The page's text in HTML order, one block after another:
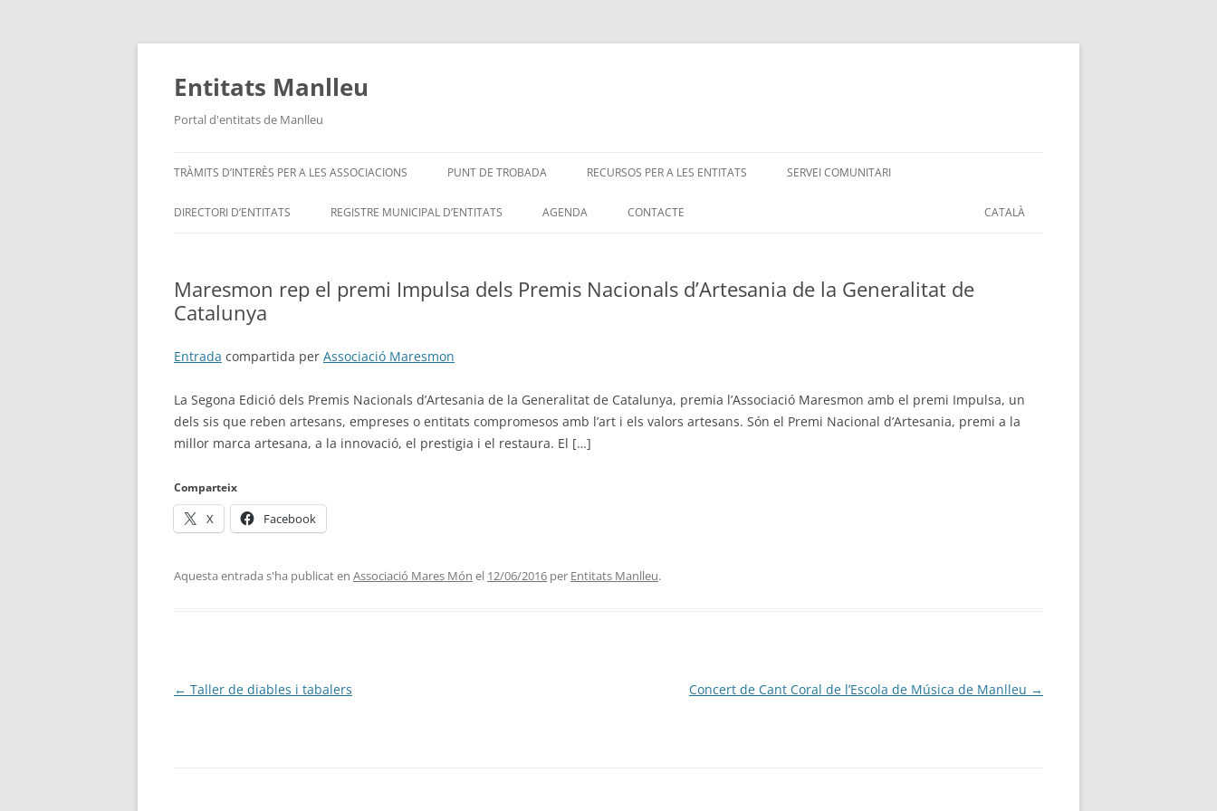
Vés
contingut
Entitats Manlleu
Portal d'entitats de Manlleu
TRÀMITS D’INTERÈS PER A LES ASSOCIACIONS PUNT DE TROBADA RECURSOS PER A LES ENTITATS SERVEI COMUNITARI
DIRECTORI D’ENTITATS
SITUA’M – MAPA D’ENTITATS
REGISTRE MUNICIPAL D’ENTITATS AGENDA CONTACTE CATALÀ
Maresmon rep el premi Impulsa dels Premis Nacionals d’Artesania de la Generalitat de
Catalunya
Entrada compartida per Associació Maresmon
La Segona Edició dels Premis Nacionals d’Artesania de la Generalitat de Catalunya, premia l’Associació Maresmon amb el premi Impulsa, un
dels sis que reben artesans, empreses o entitats compromesos amb l’art i els valors artesans. Són el Premi Nacional d’Artesania, premi a la
millor marca artesana, a la innovació, el prestigia i el restaura. El […]
Comparteix
X Facebook
Aquesta entrada s'ha publicat en Associació Mares Món el 12/06/2016 per Entitats Manlleu.
Navegació
← Taller de diables i tabalers Concert de Cant Coral de l’Escola de Música de Manlleu →